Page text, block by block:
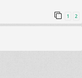
1 2